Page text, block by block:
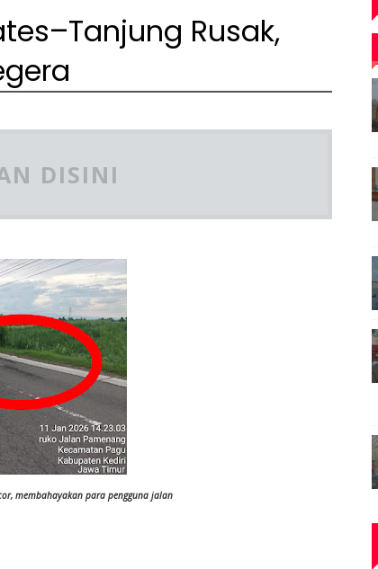
Rusak,
DISINI
membahayakan para pengguna jalan